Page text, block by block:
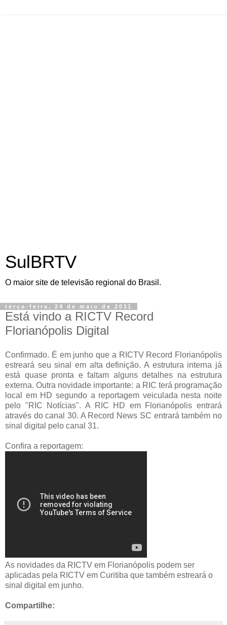
SulBRTV
O maior site de televisão regional do Brasil.
terça-feira, 24 de maio de 2011
Está vindo a RICTV Record
Florianópolis Digital
Confirmado. É em junho que a RICTV Record Florianópolis
estreará seu sinal em alta definição. A estrutura interna já
está quase pronta e faltam alguns detalhes na estrutura
externa. Outra novidade importante: a RIC terá programação
local em HD segundo a reportagem veiculada nesta noite
pelo "RIC Notícias". A RIC HD em Florianópolis entrará
através do canal 30. A Record News SC entrará também no
sinal digital pelo canal 31.
Confira a reportagem:
As novidades da RICTV em Florianópolis podem ser
aplicadas pela RICTV em Curitiba que também estreará o
sinal digital em junho.
Compartilhe: